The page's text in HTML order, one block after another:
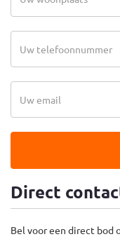
Direct
Bel voor een direct bod